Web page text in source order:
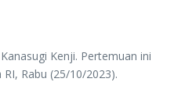
Kenji. Pertemuan ini
Rabu (25/10/2023).